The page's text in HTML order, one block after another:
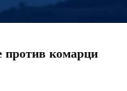
против комарци